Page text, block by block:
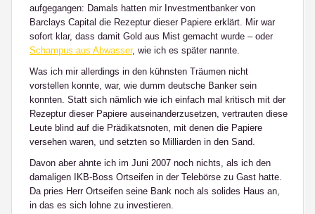
aufgegangen: Damals hatten mir Investmentbanker von
Barclays Capital die Rezeptur dieser Papiere erklärt. Mir war
sofort klar, dass damit Gold aus Mist gemacht wurde – oder
Schampus aus Abwasser, wie ich es später nannte.
Was ich mir allerdings in den kühnsten Träumen nicht
vorstellen konnte, war, wie dumm deutsche Banker sein
konnten. Statt sich nämlich wie ich einfach mal kritisch mit der
Rezeptur dieser Papiere auseinanderzusetzen, vertrauten diese
Leute blind auf die Prädikatsnoten, mit denen die Papiere
versehen waren, und setzten so Milliarden in den Sand.
Davon aber ahnte ich im Juni 2007 noch nichts, als ich den
damaligen IKB-Boss Ortseifen in der Telebörse zu Gast hatte.
Da pries Herr Ortseifen seine Bank noch als solides Haus an,
in das es sich lohne zu investieren.